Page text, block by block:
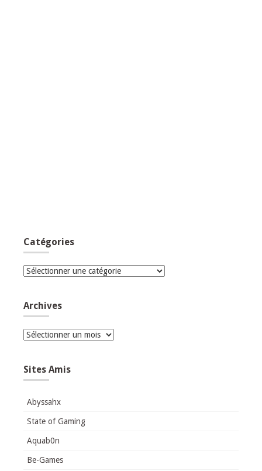
Catégories
Catégories
Archives
Archives
Sites Amis
Abyssahx
State of Gaming
Aquab0n
Be-Games